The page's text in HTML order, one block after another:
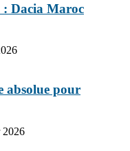
: Dacia Maroc
absolue pour
2026